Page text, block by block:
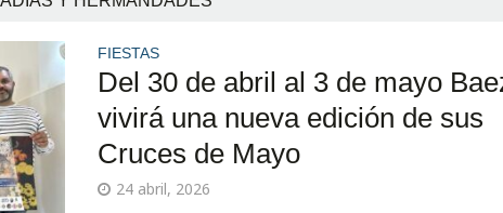
FIESTAS
Del 30 de abril al 3 de mayo
vivirá una nueva edición de sus
Cruces de Mayo
24 abril, 2026